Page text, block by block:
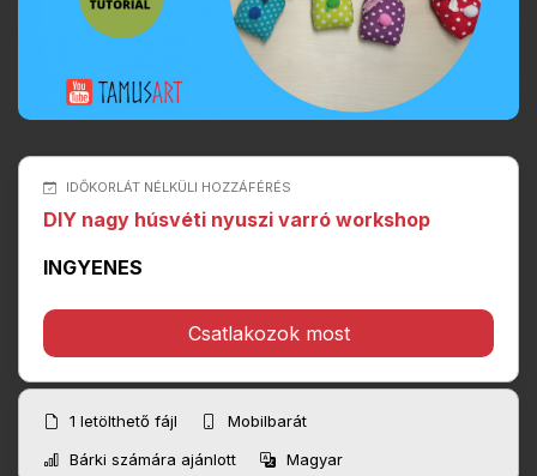
IDŐKORLÁT NÉLKÜLI HOZZÁFÉRÉS
DIY nagy húsvéti nyuszi varró workshop
INGYENES
Csatlakozok most
1 letölthető fájl
Mobilbarát
Bárki számára ajánlott
Magyar